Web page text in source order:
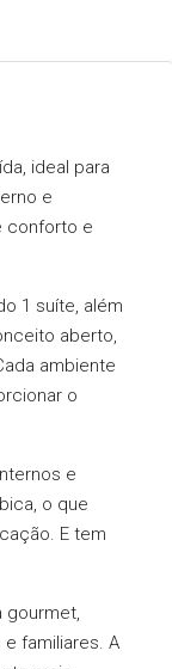
ideal para
e
conforto e
1 suíte, além
aberto,
ambiente
o
e
o que
E tem
gourmet,
familiares. A